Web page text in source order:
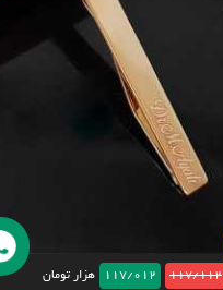
117/112
117/012 هزار تومان